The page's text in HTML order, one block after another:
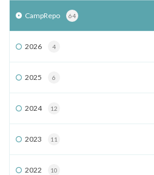
CampRepo 64
2026 4
2025 6
2024 12
2023 11
2022 10